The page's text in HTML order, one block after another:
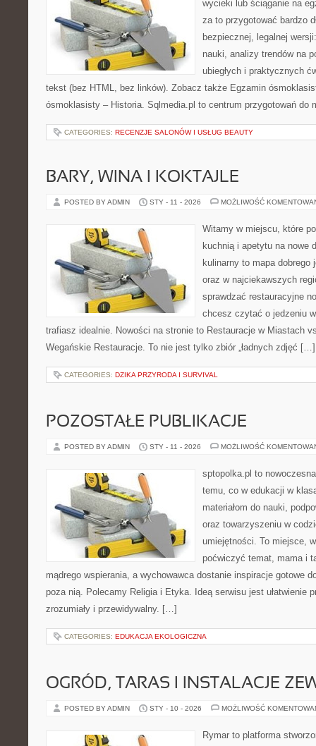
wycieki lub ściąganie na
za to przygotować bardzo
bezpiecznej, legalnej
nauki, analizy trendów na
ubiegłych i praktycznych
tekst (bez HTML, bez linków). Zobacz także Egzamin
ósmoklasisty – Historia. Sqlmedia.pl to centrum przygotowań
CATEGORIES: RECENZJE SALONÓW I USŁUG BEAUTY
BARY, WINA I KOKTAJLE
POSTED BY ADMIN STY - 11 - 2026 MOŻLIWOŚĆ
Witamy w miejscu, które
kuchnią i apetytu na nowe
kulinarny to mapa dobrego
oraz w najciekawszych
sprawdzać restauracyjne
chcesz czytać o jedzeniu
trafiasz idealnie. Nowości na stronie to Restauracje w Miastach
Wegańskie Restauracje. To nie jest tylko zbiór „ładnych zdjęć […]
CATEGORIES: DZIKA PRZYRODA I SURVIVAL
POZOSTAŁE PUBLIKACJE
POSTED BY ADMIN STY - 11 - 2026 MOŻLIWOŚĆ
sptopolka.pl to
temu, co w edukacji w
materiałom do nauki,
oraz towarzyszeniu w
umiejętności. To miejsce,
poćwiczyć temat, mama i
mądrego wspierania, a wychowawca dostanie inspiracje gotowe
poza nią. Polecamy Religia i Etyka. Ideą serwisu jest ułatwienie
zrozumiały i przewidywalny. […]
CATEGORIES: EDUKACJA EKOLOGICZNA
OGRÓD, TARAS I INSTALACJE
POSTED BY ADMIN STY - 10 - 2026 MOŻLIWOŚĆ
Rymar to platforma